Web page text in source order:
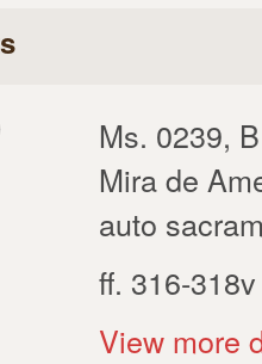
Ms. 0239,
Mira de
auto
ff. 316-318v
View more